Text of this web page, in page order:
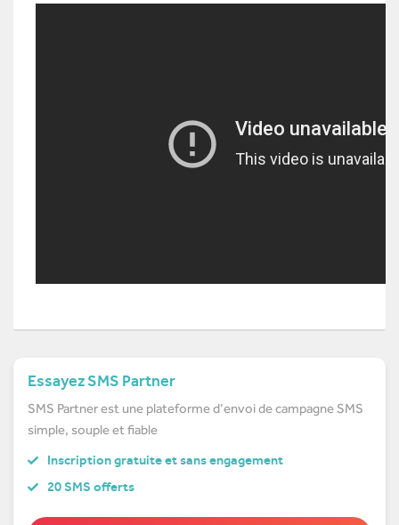
Essayez SMS Partner
SMS Partner est une plateforme d’envoi de campagne SMS
simple, souple et fiable
Inscription gratuite et sans engagement
20 SMS offerts